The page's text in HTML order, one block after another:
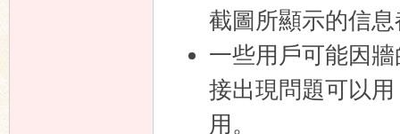
截圖所顯示的信
一些用戶可能因
接出現問題可以
用。